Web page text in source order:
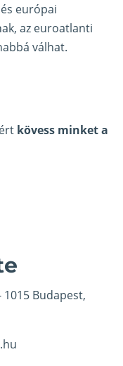
európai
az euroatlanti
válhat.
kövess minket a
1015 Budapest,